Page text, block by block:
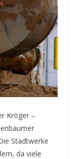
Kröger –
Stadtwerke
da viele